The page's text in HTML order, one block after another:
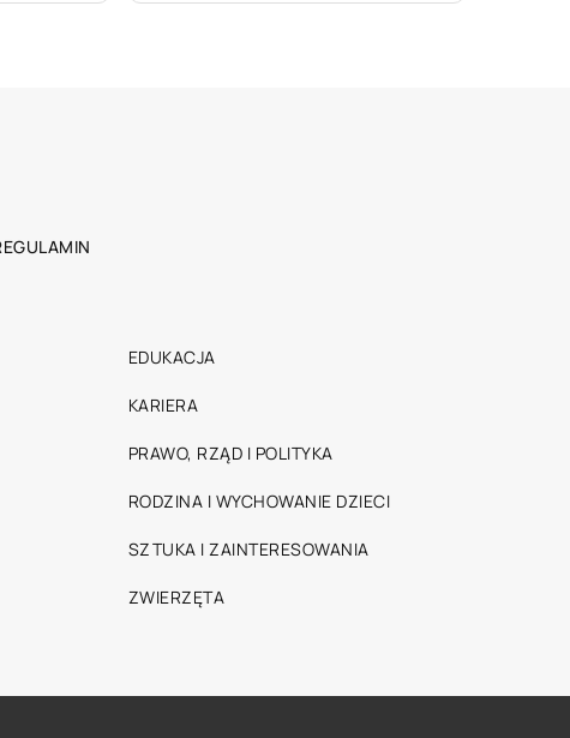
EDUKACJA
KARIERA
PRAWO, RZĄD I POLITYKA
RODZINA I WYCHOWANIE DZIECI
SZTUKA I ZAINTERESOWANIA
ZWIERZĘTA